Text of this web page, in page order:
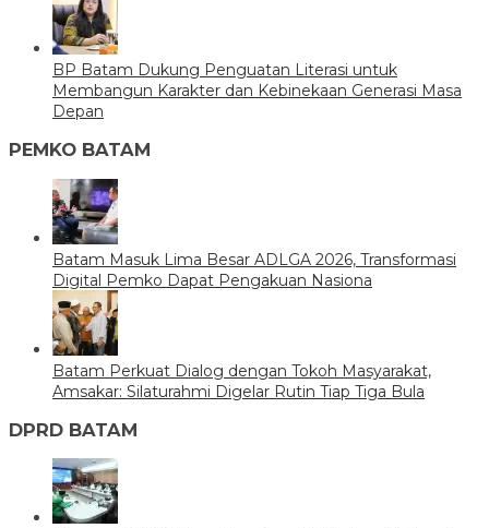
BP Batam Dukung Penguatan Literasi untuk
Membangun Karakter dan Kebinekaan Generasi Masa
Depan
PEMKO BATAM
Batam Masuk Lima Besar ADLGA 2026, Transformasi
Digital Pemko Dapat Pengakuan Nasiona
Batam Perkuat Dialog dengan Tokoh Masyarakat,
Amsakar: Silaturahmi Digelar Rutin Tiap Tiga Bula
DPRD BATAM